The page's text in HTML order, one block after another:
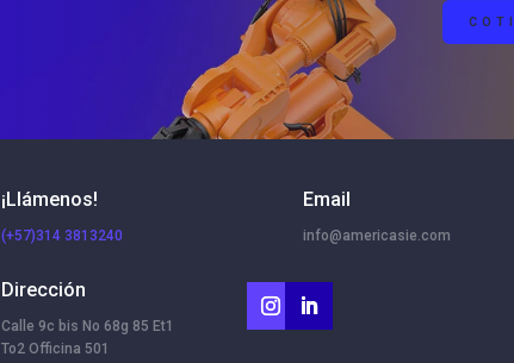
¡Llámenos!
(+57)314 3813240
Dirección
Calle 9c bis No 68g 85 Et1
To2 Officina 501
Email
info@americasie.com